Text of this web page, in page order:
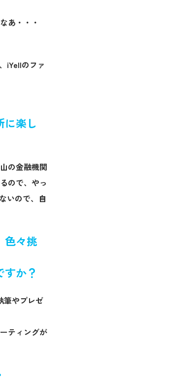
あ・・・
iYellのファ
に楽し
の金融機関
ので、やっ
いので、自
色々挑
か？
筆やプレゼ
ティングが